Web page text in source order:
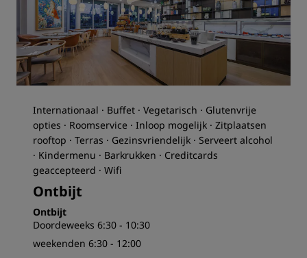
Internationaal · Buffet · Vegetarisch · Glutenvrije
opties · Roomservice · Inloop mogelijk · Zitplaatsen
rooftop · Terras · Gezinsvriendelijk · Serveert alcohol
· Kindermenu · Barkrukken · Creditcards
geaccepteerd · Wifi
Ontbijt
Ontbijt
Doordeweeks 6:30 - 10:30
weekenden 6:30 - 12:00